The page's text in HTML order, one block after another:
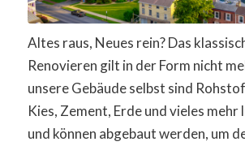
Altes raus, Neues rein? Das
Renovieren gilt in der Form nicht
unsere Gebäude selbst sind
Kies, Zement, Erde und vieles mehr
und können abgebaut werden, um